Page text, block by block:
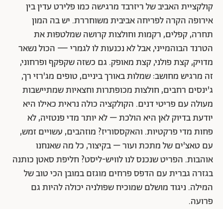
קולקציית האביב של ריזרבד מרגישה כמו פלירט עדין בין
אירופה הקרה לפריחה אביבית משוחררת. יש בה המון
תחרה, קפלים, רקמות וחולצות קרושה שמלטפות את
הטרנד הבוהמייני, אבל לא נכנעות לו לגמרי — הכול נשאר
מדויק, קצת פולני, קצת מאופק. גם כשזה שקפקף ופרחוני,
זה מרגיש מחושב: שמלות באורך ביניים, טופים מג'רזי רך,
ג'ינסים רחבים, חולצות מכופתרות וחצאיות שמתיישבות
מעולה עם פריטי דנים. הקולקציה כולה נראית כאילו היא
יודעת בדיוק לאן היא הולכת – לא יותר מדי פנטזיה, לא
פחות מדי פרקטיות. והאקססוריז? מוזהבים, עשויים זמש,
עם טאצ'ים של מתכת ועור – בקיצור, כל מה שאנחנו
אוהבות. הפריט שנכנס לנו לוויש-ליסט? חליפת סאטן כותנה
בגזרה גברית עם הדפס פרחים מוגזם במובן הכי טוב של
המילה. ניגוד מושלם שמוכיח שפולניה יכולה להיות גם
פרועה.